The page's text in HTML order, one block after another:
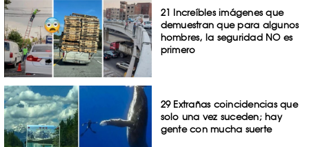
21 Increíbles imágenes que
demuestran que para algunos
hombres, la seguridad NO es
primero
29 Extrañas coincidencias que
solo una vez suceden; hay
gente con mucha suerte